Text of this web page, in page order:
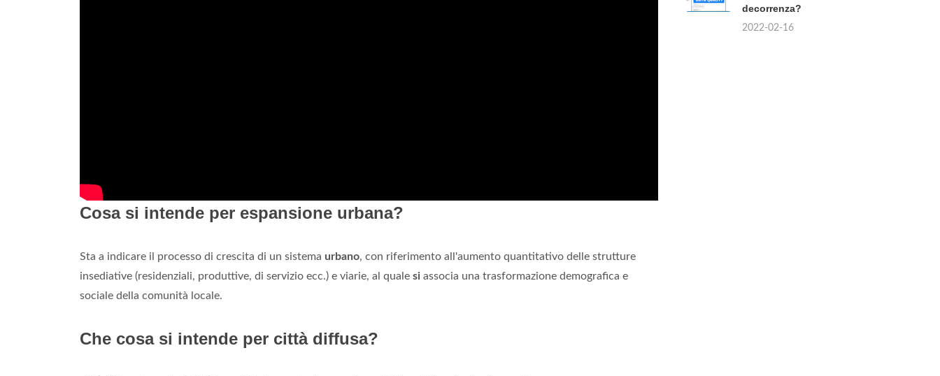
Cosa si intende per espansione urbana?
Sta a indicare il processo di crescita di un sistema urbano, con riferimento all'aumento quantitativo delle strutture
insediative (residenziali, produttive, di servizio ecc.) e viarie, al quale si associa una trasformazione demografica e
sociale della comunità locale.
Che cosa si intende per città diffusa?
decorrenza?
2022-02-16